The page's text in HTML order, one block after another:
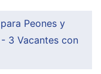
Peones y
3 Vacantes con